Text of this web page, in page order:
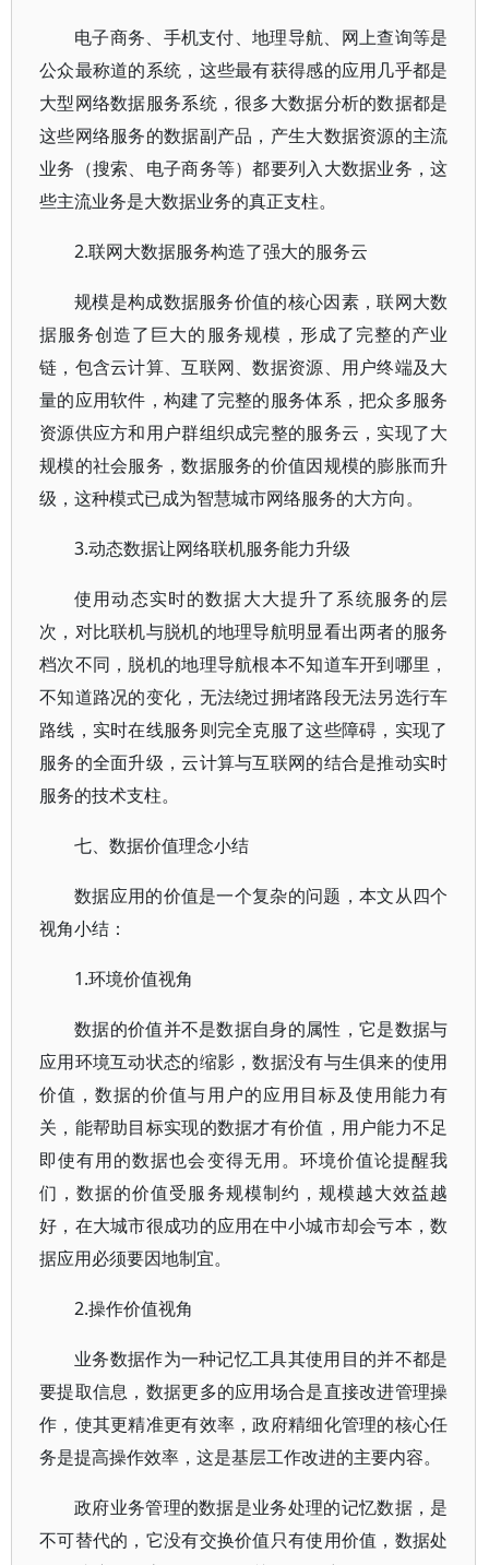
电子商务、手机支付、地理导航、网上查询等是
公众最称道的系统，这些最有获得感的应用几乎都是
大型网络数据服务系统，很多大数据分析的数据都是
这些网络服务的数据副产品，产生大数据资源的主流
业务（搜索、电子商务等）都要列入大数据业务，这
些主流业务是大数据业务的真正支柱。
2.联网大数据服务构造了强大的服务云
规模是构成数据服务价值的核心因素，联网大数
据服务创造了巨大的服务规模，形成了完整的产业
链，包含云计算、互联网、数据资源、用户终端及大
量的应用软件，构建了完整的服务体系，把众多服务
资源供应方和用户群组织成完整的服务云，实现了大
规模的社会服务，数据服务的价值因规模的膨胀而升
级，这种模式已成为智慧城市网络服务的大方向。
3.动态数据让网络联机服务能力升级
使用动态实时的数据大大提升了系统服务的层
次，对比联机与脱机的地理导航明显看出两者的服务
档次不同，脱机的地理导航根本不知道车开到哪里，
不知道路况的变化，无法绕过拥堵路段无法另选行车
路线，实时在线服务则完全克服了这些障碍，实现了
服务的全面升级，云计算与互联网的结合是推动实时
服务的技术支柱。
七、数据价值理念小结
数据应用的价值是一个复杂的问题，本文从四个
视角小结：
1.环境价值视角
数据的价值并不是数据自身的属性，它是数据与
应用环境互动状态的缩影，数据没有与生俱来的使用
价值，数据的价值与用户的应用目标及使用能力有
关，能帮助目标实现的数据才有价值，用户能力不足
即使有用的数据也会变得无用。环境价值论提醒我
们，数据的价值受服务规模制约，规模越大效益越
好，在大城市很成功的应用在中小城市却会亏本，数
据应用必须要因地制宜。
2.操作价值视角
业务数据作为一种记忆工具其使用目的并不都是
要提取信息，数据更多的应用场合是直接改进管理操
作，使其更精准更有效率，政府精细化管理的核心任
务是提高操作效率，这是基层工作改进的主要内容。
政府业务管理的数据是业务处理的记忆数据，是
不可替代的，它没有交换价值只有使用价值，数据处